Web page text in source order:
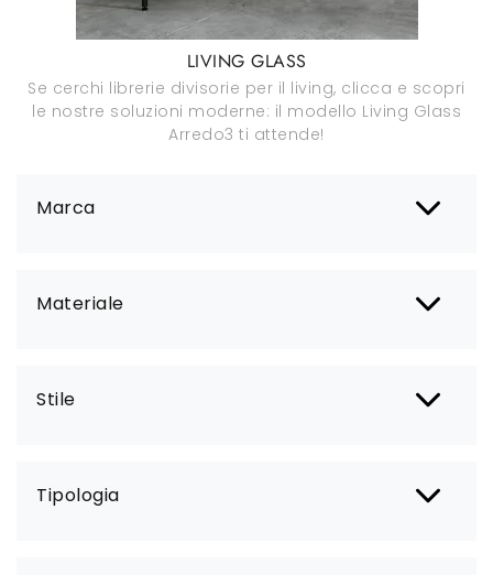
Marca
Materiale
Stile
Tipologia
LIVING GLASS
Se cerchi librerie divisorie per il living, clicca e scopri
le nostre soluzioni moderne: il modello Living Glass
Arredo3 ti attende!